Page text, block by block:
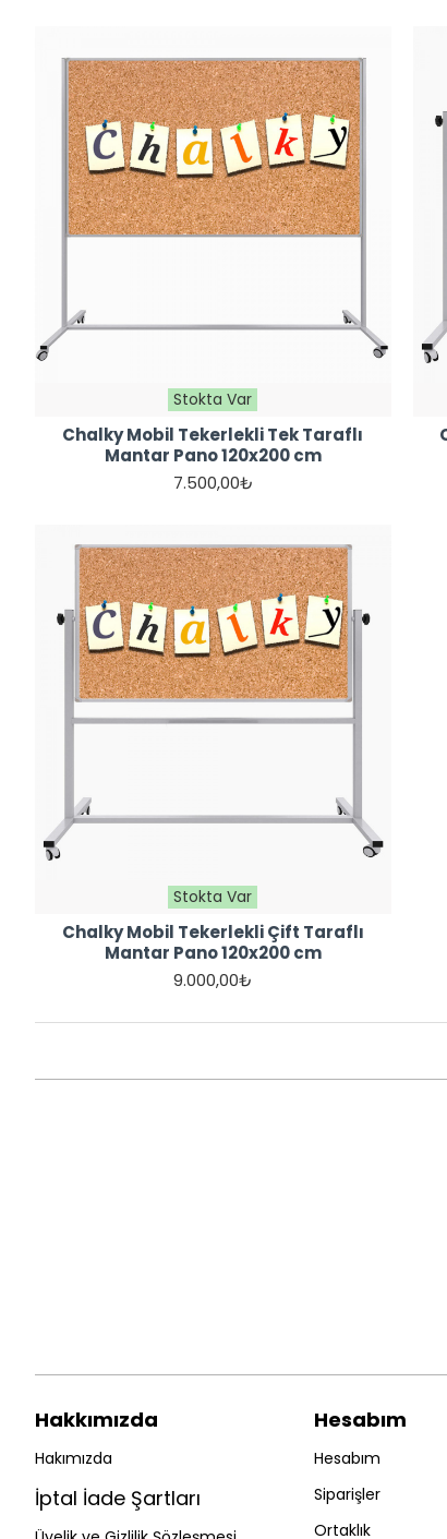
Stokta Var
Chalky Mobil Tekerlekli Tek Taraflı
Mantar Pano 120x200 cm
7.500,00₺
Stokta Var
Chalky Mobil Tekerlekli Çift Taraflı
Mantar Pano 120x200 cm
9.000,00₺
Hakkımızda
Hakımızda
İptal İade Şartları
Hesabım
Hesabım
Siparişler
Ortaklık